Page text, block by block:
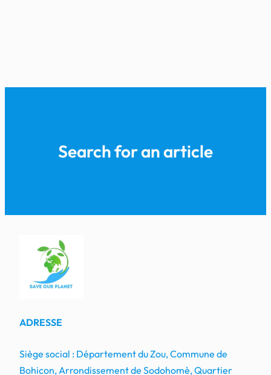
Search for an article
ADRESSE
Siège social : Département du Zou, Commune de
Bohicon, Arrondissement de Sodohomè, Quartier